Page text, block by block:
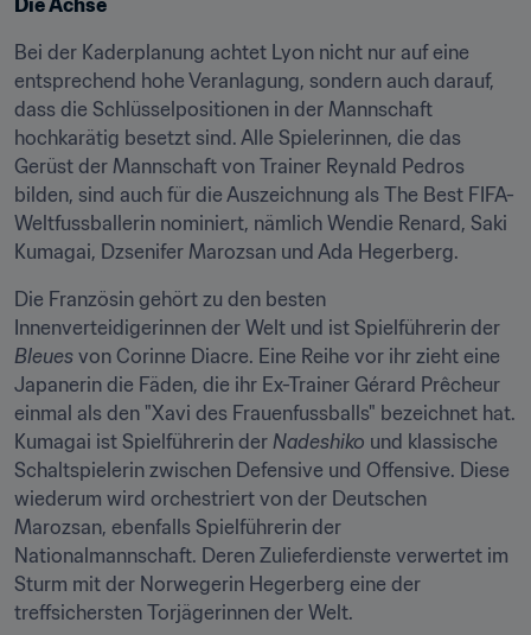
Die Achse
Bei der Kaderplanung achtet Lyon nicht nur auf eine
entsprechend hohe Veranlagung, sondern auch darauf,
dass die Schlüsselpositionen in der Mannschaft
hochkarätig besetzt sind. Alle Spielerinnen, die das
Gerüst der Mannschaft von Trainer Reynald Pedros
bilden, sind auch für die Auszeichnung als The Best FIFA-
Weltfussballerin nominiert, nämlich Wendie Renard, Saki
Kumagai, Dzsenifer Marozsan und Ada Hegerberg.
Die Französin gehört zu den besten
Bleues von Corinne Diacre. Eine Reihe vor ihr zieht eine
Japanerin die Fäden, die ihr Ex-Trainer Gérard Prêcheur
einmal als den "Xavi des Frauenfussballs" bezeichnet hat.
Kumagai ist Spielführerin der Nadeshiko und klassische
Schaltspielerin zwischen Defensive und Offensive. Diese
wiederum wird orchestriert von der Deutschen
Marozsan, ebenfalls Spielführerin der
Nationalmannschaft. Deren Zulieferdienste verwertet im
Sturm mit der Norwegerin Hegerberg eine der
treffsichersten Torjägerinnen der Welt.